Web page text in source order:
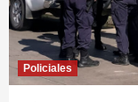
Policiales